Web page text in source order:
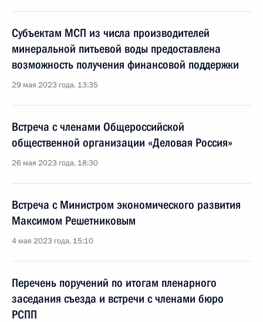
Субъектам МСП из числа производителей
минеральной питьевой воды предоставлена
возможность получения финансовой поддержки
29 мая 2023 года, 13:35
Встреча с членами Общероссийской
общественной организации «Деловая Россия»
26 мая 2023 года, 18:30
Встреча с Министром экономического развития
Максимом Решетниковым
4 мая 2023 года, 15:10
Перечень поручений по итогам пленарного
заседания съезда и встречи с членами бюро
РСПП